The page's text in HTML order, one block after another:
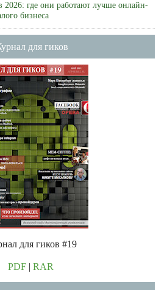
2026: где они работают лучше онлайн-
бизнеса
для гиков
для гиков #19
PDF| RAR